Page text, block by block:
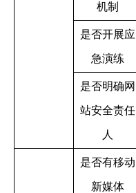
机制
是否开展应
急演练
是否明确网
站安全责任
人
是否有移动
新媒体